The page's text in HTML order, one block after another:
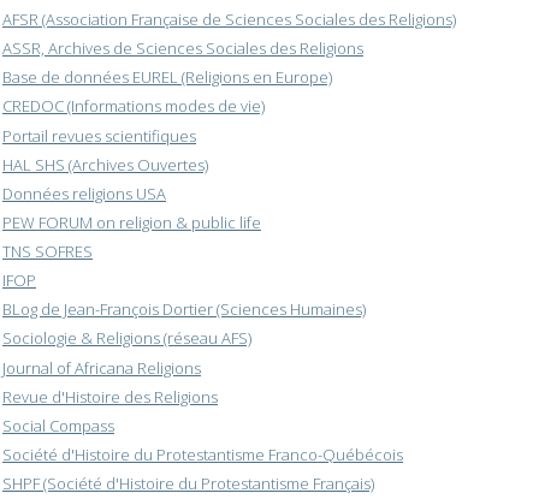
AFSR (Association Française de Sciences Sociales des Religions)
ASSR, Archives de Sciences Sociales des Religions
Base de données EUREL (Religions en Europe)
CREDOC (Informations modes de vie)
Portail revues scientifiques
HAL SHS (Archives Ouvertes)
Données religions USA
PEW FORUM on religion & public life
TNS SOFRES
IFOP
BLog de Jean-François Dortier (Sciences Humaines)
Sociologie & Religions (réseau AFS)
Journal of Africana Religions
Revue d'Histoire des Religions
Social Compass
Société d'Histoire du Protestantisme Franco-Québécois
SHPF (Société d'Histoire du Protestantisme Français)